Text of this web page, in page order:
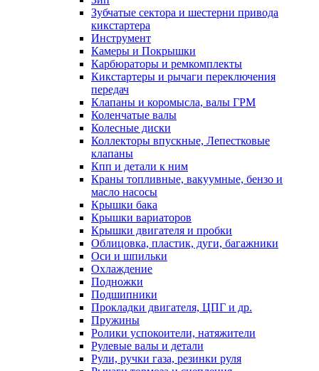
Зубчатые сектора и шестерни привода
кикстартера
Инструмент
Камеры и Покрышки
Карбюраторы и ремкомплекты
Кикстартеры и рычаги переключения
передач
Клапаны и коромысла, валы ГРМ
Коленчатые валы
Колесные диски
Коллекторы впускные, Лепестковые
клапаны
Кпп и детали к ним
Краны топливные, вакуумные, бензо и
масло насосы
Крышки бака
Крышки вариаторов
Крышки двигателя и пробки
Облицовка, пластик, дуги, багажники
Оси и шпильки
Охлаждение
Подножки
Подшипники
Прокладки двигателя, ЦПГ и др.
Пружины
Ролики успокоители, натяжители
Рулевые валы и детали
Рули, ручки газа, резинки руля